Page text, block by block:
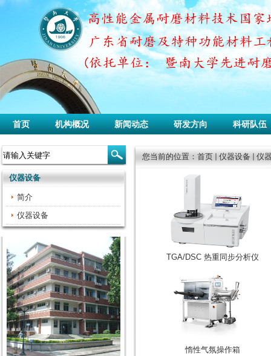
首页 机构概况 新闻动态 研发方向 科研队伍
仪器设备
简介
仪器设备
您当前的位置： 首页 仪器设备 仪
TGA/DSC 热重同步分析仪
惰性气氛操作箱